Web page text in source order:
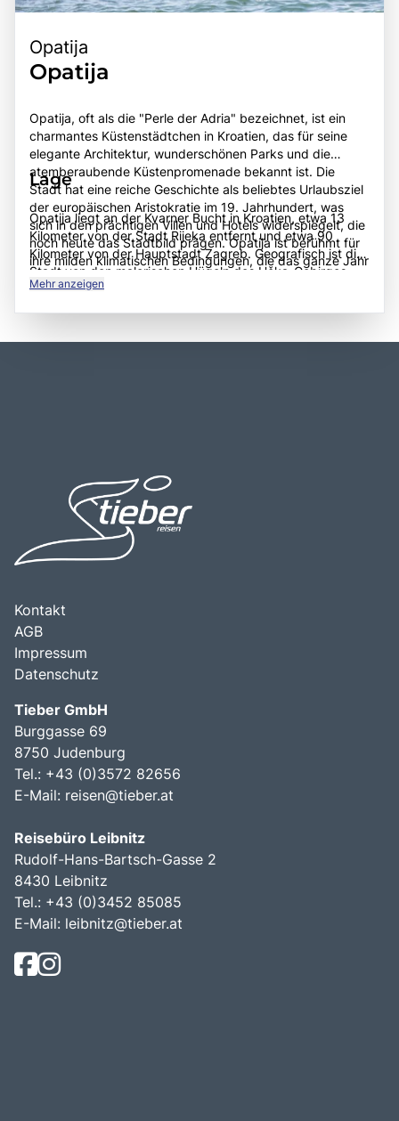
Opatija
Opatija
Opatija, oft als die "Perle der Adria" bezeichnet, ist ein
charmantes Küstenstädtchen in Kroatien, das für seine
elegante Architektur, wunderschönen Parks und die
atemberaubende Küstenpromenade bekannt ist. Die
Stadt hat eine reiche Geschichte als beliebtes Urlaubsziel
der europäischen Aristokratie im 19. Jahrhundert, was
sich in den prächtigen Villen und Hotels widerspiegelt, die
noch heute das Stadtbild prägen. Opatija ist berühmt für
ihre milden klimatischen Bedingungen, die das ganze Jahr
über angenehme Temperaturen bieten, sowie für ihre
bietet eine Vielzahl von Aktivitäten, darunter Wassersport,
Lage
Opatija liegt an der Kvarner Bucht in Kroatien, etwa 13
Kilometer von der Stadt Rijeka entfernt und etwa 90
Kilometer von der Hauptstadt Zagreb. Geografisch ist die
Stadt von den malerischen Hügeln des Učka-Gebirges
umgeben und bietet einen spektakulären Blick auf das
Busverbindungen von Rijeka und anderen nahegelegenen
Charme dieser einzigartigen Stadt entdecken möchten.
Mehr anzeigen
Kontakt
AGB
Impressum
Datenschutz
Tieber GmbH
Burggasse 69
8750 Judenburg
Tel.: +43 (0)3572 82656
E-Mail: reisen@tieber.at
Reisebüro Leibnitz
Rudolf-Hans-Bartsch-Gasse 2
8430 Leibnitz
Tel.: +43 (0)3452 85085
E-Mail: leibnitz@tieber.at